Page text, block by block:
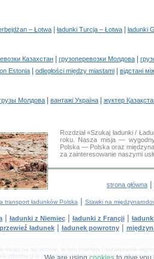
– Łotwa ładunki Turcja – Łotwa ładunki
Казахстан грузоперевозки Молдова
Estonia odległości między miastami відстані
Молдова вантажі Україна жүктер
Rozdział «Szukaj ładunki /
roku. Nasza misja —
Polska — Polska oraz
za zainteresowanie naszymi
strona główna |
transport ładunków Polska | Stawki na
| ładunki z Niemiec| ładunki z Francji|
przewieź ładunek| ładunek powrotny|
treści na tej stronie, w tym interfejs i rozwiązania
informacji w innych środkach masowego przekazu